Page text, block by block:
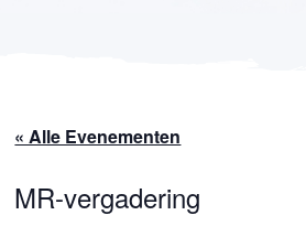
« Alle Evenementen
MR-vergadering